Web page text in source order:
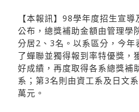
【本報訊】98學年度招生宣
公布，總獎補助金額由管理學
分居2、3名。以系區分，今
了蟬聯並獨得報到率特優獎，
好成績，再度取得各系總獎補
系；第3名則由資工系及日文
萬元。